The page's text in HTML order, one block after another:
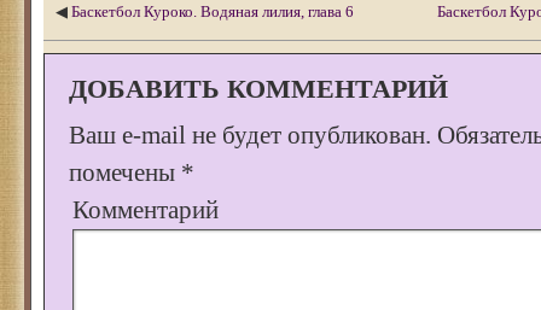
◀ Баскетбол Куроко. Водяная лилия, глава 6 Баскетбол
ДОБАВИТЬ КОММЕНТАРИЙ
Ваш e-mail не будет опубликован.
помечены *
Комментарий